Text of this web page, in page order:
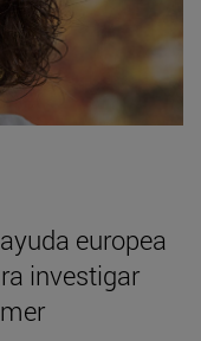
europea
investigar